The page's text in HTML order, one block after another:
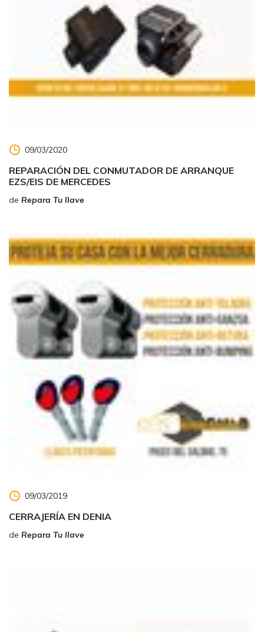
09/03/2020
REPARACIÓN DEL CONMUTADOR DE ARRANQUE
EZS/EIS DE MERCEDES
de Repara Tu llave
09/03/2019
CERRAJERÍA EN DENIA
de Repara Tu llave